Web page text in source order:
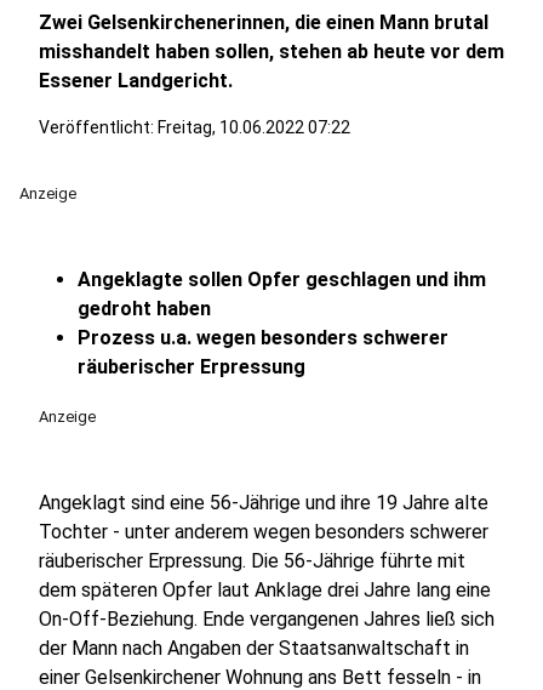
Zwei Gelsenkirchenerinnen, die einen Mann brutal
misshandelt haben sollen, stehen ab heute vor dem
Essener Landgericht.
Veröffentlicht: Freitag, 10.06.2022 07:22
Anzeige
Angeklagte sollen Opfer geschlagen und ihm
gedroht haben
Prozess u.a. wegen besonders schwerer
räuberischer Erpressung
Anzeige
Angeklagt sind eine 56-Jährige und ihre 19 Jahre alte
Tochter - unter anderem wegen besonders schwerer
räuberischer Erpressung. Die 56-Jährige führte mit
dem späteren Opfer laut Anklage drei Jahre lang eine
On-Off-Beziehung. Ende vergangenen Jahres ließ sich
der Mann nach Angaben der Staatsanwaltschaft in
einer Gelsenkirchener Wohnung ans Bett fesseln - in